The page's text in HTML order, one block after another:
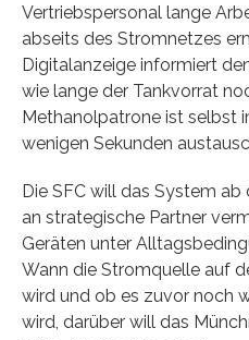
Vertriebspersonal lange
abseits des Stromnetzes
Digitalanzeige informiert
wie lange der Tankvorrat
Methanolpatrone ist selbst
wenigen Sekunden
Die SFC will das System
an strategische Partner
Geräten unter
Wann die Stromquelle auf
wird und ob es zuvor noch
wird, darüber will das